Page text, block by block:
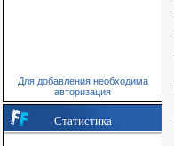
Для добавления необходима
авторизация
Статистика